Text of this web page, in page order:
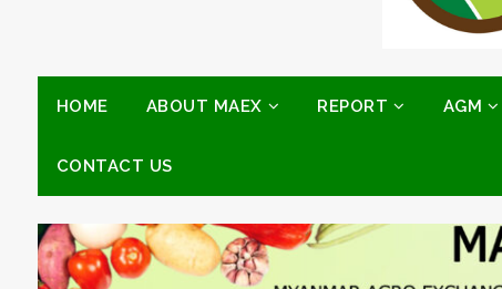
HOME ABOUT MAEX REPORT AGM
CONTACT US